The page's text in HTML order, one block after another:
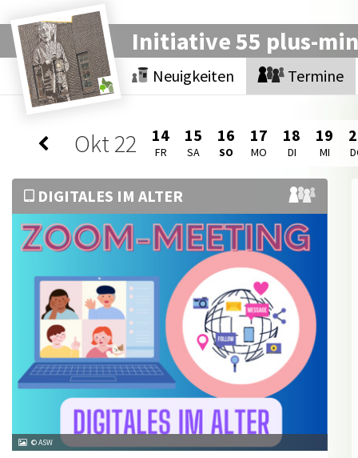
Initiative 55 plus-
Neuigkeiten Termine
Okt22 14
FR
15
SA
16
SO
17
MO
18
DI
19
MI
DIGITALES IM ALTER
© ASW